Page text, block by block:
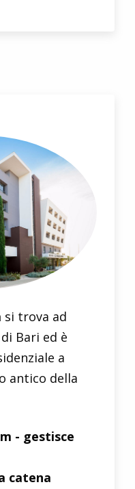
si trova ad
Bari ed è
a
antico della
- gestisce
catena